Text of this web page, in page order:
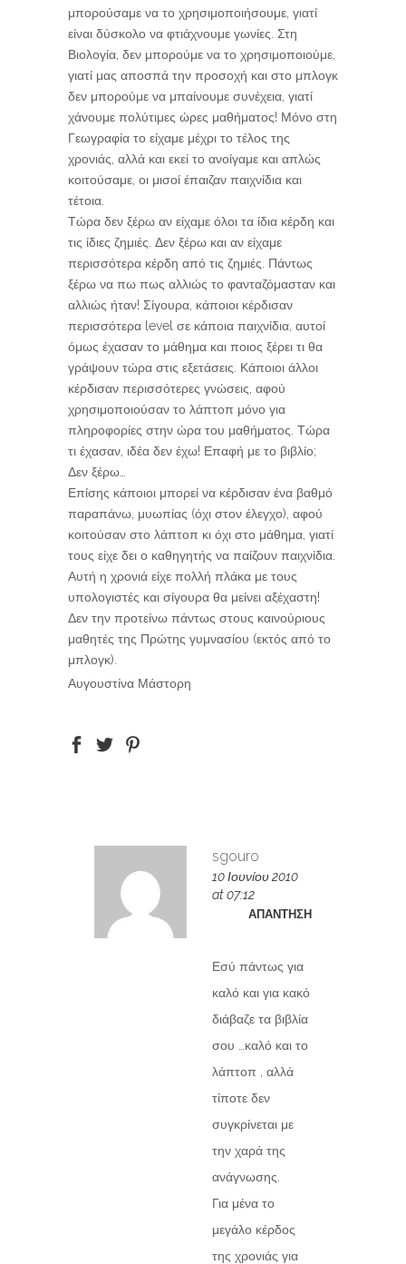
μπορούσαμε να το χρησιμοποιήσουμε, γιατί
είναι δύσκολο να φτιάχνουμε γωνίες. Στη
Βιολογία, δεν μπορούμε να το χρησιμοποιούμε,
γιατί μας αποσπά την προσοχή και στο μπλογκ
δεν μπορούμε να μπαίνουμε συνέχεια, γιατί
χάνουμε πολύτιμες ώρες μαθήματος! Μόνο στη
Γεωγραφία το είχαμε μέχρι το τέλος της
χρονιάς, αλλά και εκεί το ανοίγαμε και απλώς
κοιτούσαμε, οι μισοί έπαιζαν παιχνίδια και
τέτοια.
Τώρα δεν ξέρω αν είχαμε όλοι τα ίδια κέρδη και
τις ίδιες ζημιές. Δεν ξέρω και αν είχαμε
περισσότερα κέρδη από τις ζημιές. Πάντως
ξέρω να πω πως αλλιώς το φανταζόμασταν και
αλλιώς ήταν! Σίγουρα, κάποιοι κέρδισαν
περισσότερα level σε κάποια παιχνίδια, αυτοί
όμως έχασαν το μάθημα και ποιος ξέρει τι θα
γράψουν τώρα στις εξετάσεις. Κάποιοι άλλοι
κέρδισαν περισσότερες γνώσεις, αφού
χρησιμοποιούσαν το λάπτοπ μόνο για
πληροφορίες στην ώρα του μαθήματος. Τώρα
τι έχασαν, ιδέα δεν έχω! Επαφή με το βιβλίο;
Δεν ξέρω…
Επίσης κάποιοι μπορεί να κέρδισαν ένα βαθμό
παραπάνω, μυωπίας (όχι στον έλεγχο), αφού
κοιτούσαν στο λάπτοπ κι όχι στο μάθημα, γιατί
τους είχε δει ο καθηγητής να παίζουν παιχνίδια.
Αυτή η χρονιά είχε πολλή πλάκα με τους
υπολογιστές και σίγουρα θα μείνει αξέχαστη!
Δεν την προτείνω πάντως στους καινούριους
μαθητές της Πρώτης γυμνασίου (εκτός από το
μπλογκ).
Αυγουστίνα Μάστορη
sgouro
10 Ιουνίου 2010
at 07:12
ΑΠΆΝΤΗΣΗ
Εσύ πάντως για
καλό και για κακό
διάβαζε τα βιβλία
σου …καλό και το
λάπτοπ , αλλά
τίποτε δεν
συγκρίνεται με
την χαρά της
ανάγνωσης.
Για μένα το
μεγάλο κέρδος
της χρονιάς για